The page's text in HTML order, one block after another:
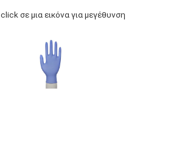
σε μια εικόνα για μεγέθυνση